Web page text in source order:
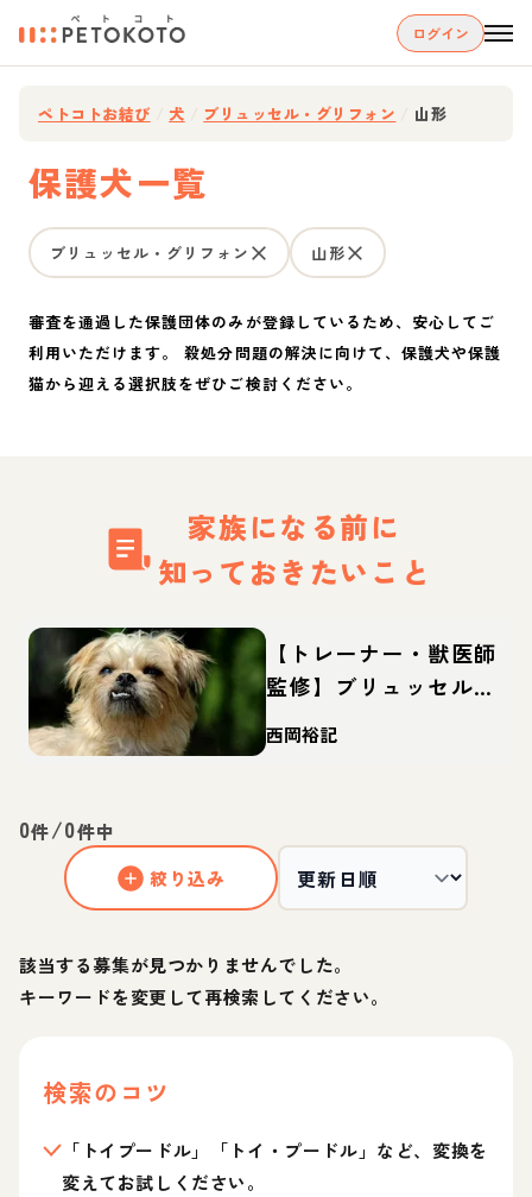
ログイン
ペトコトお結び 犬 ブリュッセル・グリフォン 山形
保護犬一覧
ブリュッセル・グリフォン 山形
審査を通過した保護団体のみが登録しているため、安心してご
利用いただけます。 殺処分問題の解決に向けて、保護犬や保護
猫から迎える選択肢をぜひご検討ください。
家族になる前に
知っておきたいこと
【トレーナー・獣医師
監修】ブリュッセルグ
リフォンってどんな
犬？性格・特徴・育て
西岡裕記
0件/0件中
絞り込み
該当する募集が見つかりませんでした。
キーワードを変更して再検索してください。
検索のコツ
「トイプードル」「トイ・プードル」など、変換を
変えてお試しください。